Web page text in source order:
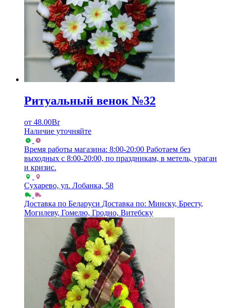
Ритуальный венок №32
от 48.00Br
Наличие уточняйте
Время работы магазина: 8:00-20:00 Работаем без
выходных с 8:00-20:00, по праздникам, в метель, ураган
и кризис.
Сухарево, ул. Лобанка, 58
Доставка по Беларуси Доставка по: Минску, Бресту,
Могилеву, Гомелю, Гродно, Витебску